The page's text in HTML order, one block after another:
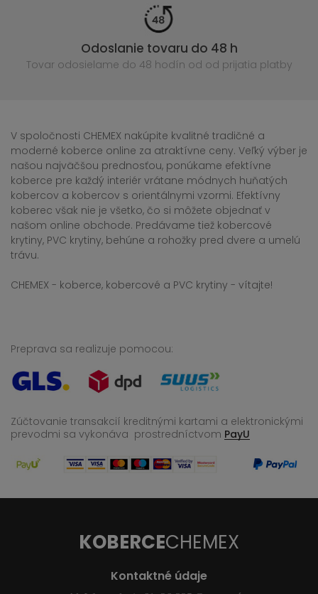
Odoslanie tovaru do 48 h
Tovar odosielame do 48 hodín od od prijatia platby
V spoločnosti CHEMEX nakúpite kvalitné tradičné a
moderné koberce online za atraktívne ceny. Veľký výber je
našou najväčšou prednosťou, ponúkame efektívne
koberce pre každý interiér vrátane módnych huňatých
kobercov a kobercov s orientálnymi vzormi. Efektívny
koberec však nie je všetko, čo si môžete objednať v
našom online obchode. Predávame tiež kobercové
krytiny, PVC krytiny, behúne a rohožky pred dvere a umelú
trávu.
CHEMEX - koberce, kobercové a PVC krytiny - vítajte!
Preprava sa realizuje pomocou:
Zúčtovanie transakcií kreditnými kartami a elektronickými
prevodmi sa vykonáva prostredníctvom PayU
KOBERCECHEMEX
Kontaktné údaje